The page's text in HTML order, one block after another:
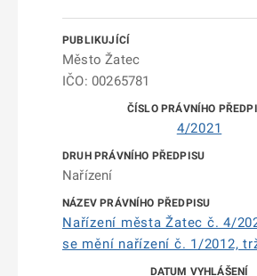
Město Žatec
IČO: 00265781
4/2021
Nařízení
Nařízení města Žatec č. 4/
se mění nařízení č. 1/2012,